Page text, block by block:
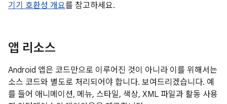
기기 호환성 개요를 참고하세요.
앱 리소스
Android 앱은 코드만으로 이루어진 것이 아니라 이를 위해서는
소스 코드와 별도로 처리되어야 합니다. 보여드리겠습니다. 예
를 들어 애니메이션, 메뉴, 스타일, 색상, XML 파일과 활동 사용